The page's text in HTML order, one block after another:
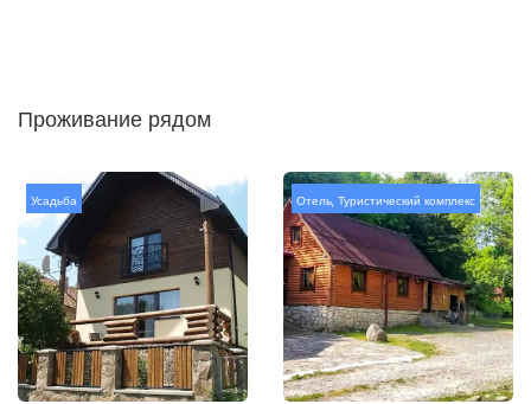
Проживание рядом
Усадьба Отель, Туристический комплекс